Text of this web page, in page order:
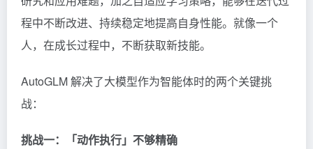
程中不断改进、持续稳定地提高自身性能。就像一个
人，在成长过程中，不断获取新技能。
AutoGLM 解决了大模型作为智能体时的两个关键挑
战：
挑战一：「动作执行」不够精确